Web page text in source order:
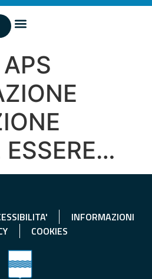
INFORMAZIONI
COOKIES